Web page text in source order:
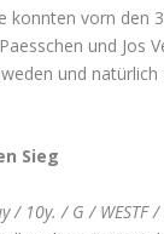
konnten vorn
und Jos
und
Sieg
/ 10y. / G / WESTF